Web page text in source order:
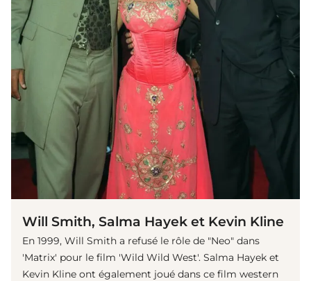
Will Smith, Salma Hayek et Kevin Kline
En 1999, Will Smith a refusé le rôle de "Neo" dans
'Matrix' pour le film 'Wild Wild West'. Salma Hayek et
Kevin Kline ont également joué dans ce film western